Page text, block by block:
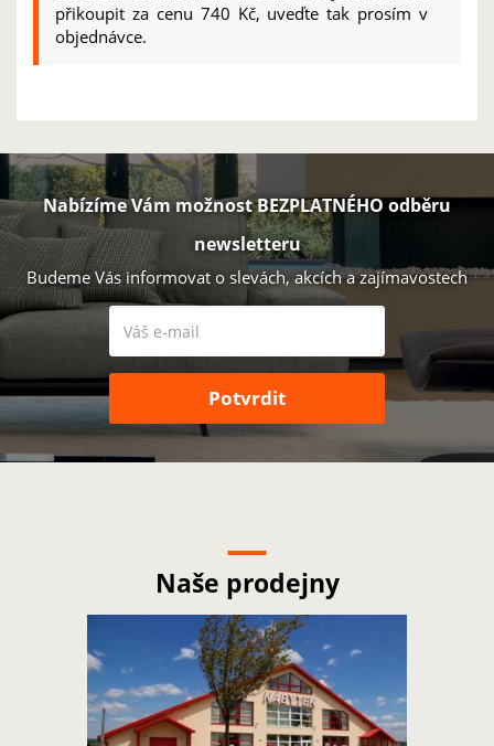
přikoupit za cenu 740 Kč, uveďte tak prosím v
objednávce.
Nabízíme Vám možnost BEZPLATNÉHO odběru
newsletteru
Budeme Vás informovat o slevách, akcích a zajímavostech
Naše prodejny